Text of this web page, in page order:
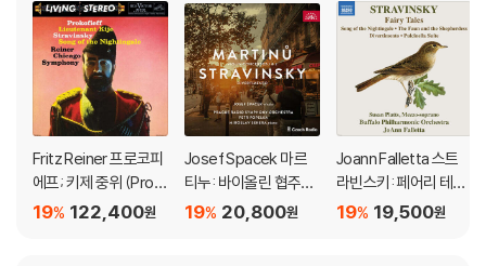
Fritz Reiner 프로코피
에프; 키제 중위 (Prok
ofiev: Lieutenant Kij
122,400원
19%
Josef Spacek 마르
티누: 바이올린 협주곡
1번, 2번 / 스트라빈스
20,800원
19%
Joann Falletta 스트
라빈스키: 페어리 테일
즈 (Stravinsky: Fairy
19,500원
19%